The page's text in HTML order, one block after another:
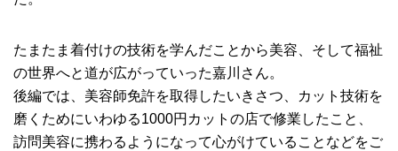
たまたま着付けの技術を学んだことから美容、そして福祉
の世界へと道が広がっていった嘉川さん。
後編では、美容師免許を取得したいきさつ、カット技術を
磨くためにいわゆる1000円カットの店で修業したこと、
訪問美容に携わるようになって心がけていることなどをご